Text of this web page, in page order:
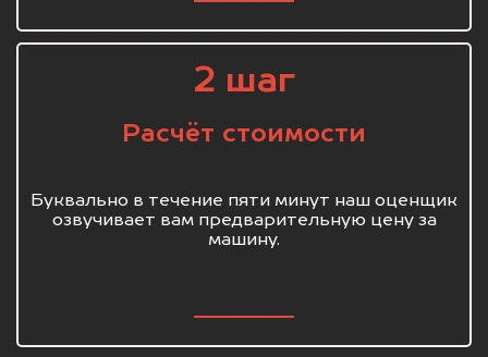
2 шаг
Расчёт стоимости
Буквально в течение пяти минут наш оценщик
озвучивает вам предварительную цену за
машину.